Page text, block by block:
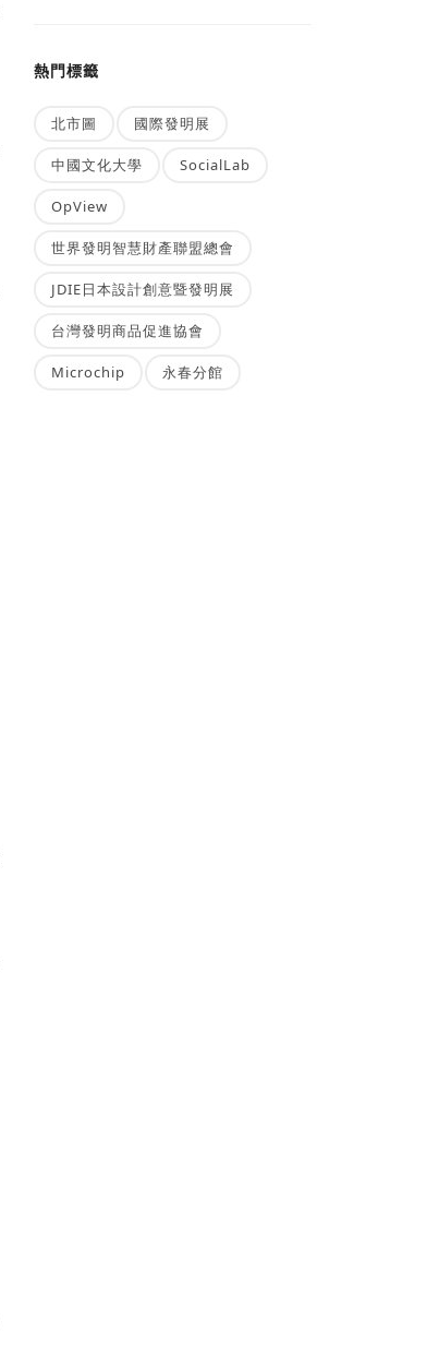
熱門標籤
北市圖 國際發明展
中國文化大學 SocialLab
OpView
世界發明智慧財產聯盟總會
JDIE日本設計創意暨發明展
台灣發明商品促進協會
Microchip 永春分館